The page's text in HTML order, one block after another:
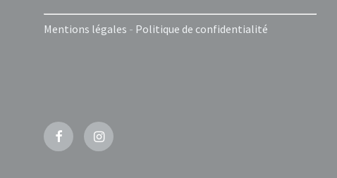
Mentions légales - Politique de confidentialité
FacebookInstagram